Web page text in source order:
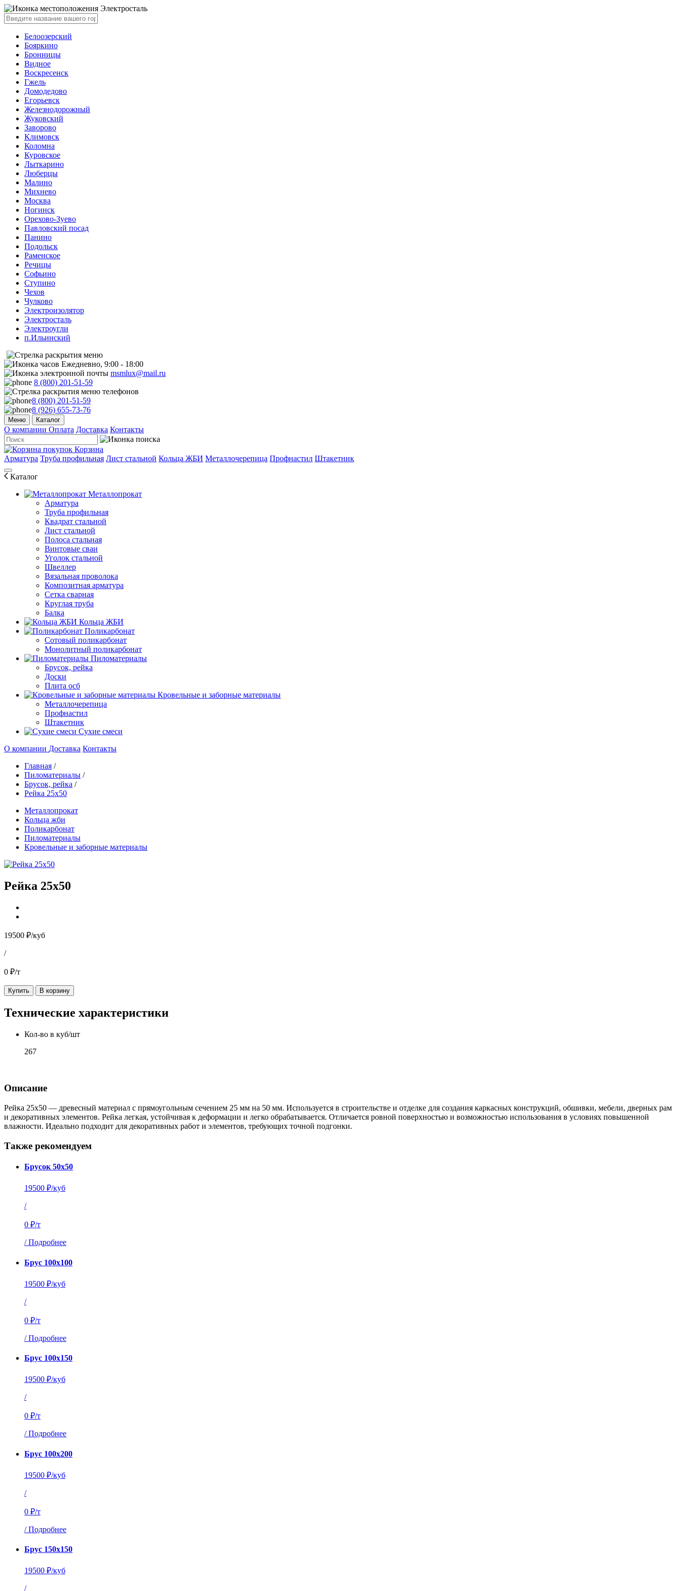
Электросталь
Белоозерский
Бояркино
Бронницы
Видное
Воскресенск
Гжель
Домодедово
Егорьевск
Железнодорожный
Жуковский
Заворово
Климовск
Коломна
Куровское
Лыткарино
Люберцы
Малино
Михнево
Москва
Ногинск
Орехово-Зуево
Павловский посад
Панино
Подольск
Раменское
Речицы
Софьино
Ступино
Чехов
Чулково
Электроизолятор
Электросталь
Электроугли
п.Ильинский
Ежедневно, 9:00 - 18:00
msmlux@mail.ru
8 (800) 201-51-59
8 (800) 201-51-59
8 (926) 655-73-76
Меню Каталог
О компании Оплата Доставка Контакты
Корзина
Арматура Труба профильная Лист стальной Кольца ЖБИ Металлочерепица Профнастил Штакетник
Каталог
Металлопрокат
Арматура
Труба профильная
Квадрат стальной
Лист стальной
Полоса стальная
Винтовые сваи
Уголок стальной
Швеллер
Вязальная проволока
Композитная арматура
Сетка сварная
Круглая труба
Балка
Кольца ЖБИ
Поликарбонат
Сотовый поликарбонат
Монолитный поликарбонат
Пиломатериалы
Брусок, рейка
Доски
Плита осб
Кровельные и заборные материалы
Металлочерепица
Профнастил
Штакетник
Сухие смеси
О компании Доставка Контакты
Главная /
Пиломатериалы /
Брусок, рейка /
Рейка 25х50
Металлопрокат
Кольца жби
Поликарбонат
Пиломатериалы
Кровельные и заборные материалы
Рейка 25х50
19500 ₽/куб
/
0 ₽/т
Купить В корзину
Технические характеристики
Кол-во в куб/шт
267
Описание
Рейка 25х50 — древесный материал с прямоугольным сечением 25 мм на 50 мм. Используется в строительстве и отделке для создания каркасных конструкций, обшивки, мебели, дверных рам
и декоративных элементов. Рейка легкая, устойчивая к деформации и легко обрабатывается. Отличается ровной поверхностью и возможностью использования в условиях повышенной
влажности. Идеально подходит для декоративных работ и элементов, требующих точной подгонки.
Также рекомендуем
Брусок 50х50
19500 ₽/куб
/
0 ₽/т
/ Подробнее
Брус 100х100
19500 ₽/куб
/
0 ₽/т
/ Подробнее
Брус 100х150
19500 ₽/куб
/
0 ₽/т
/ Подробнее
Брус 100х200
19500 ₽/куб
/
0 ₽/т
/ Подробнее
Брус 150х150
19500 ₽/куб
/